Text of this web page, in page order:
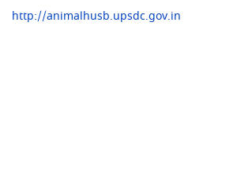
http://animalhusb.upsdc.gov.in